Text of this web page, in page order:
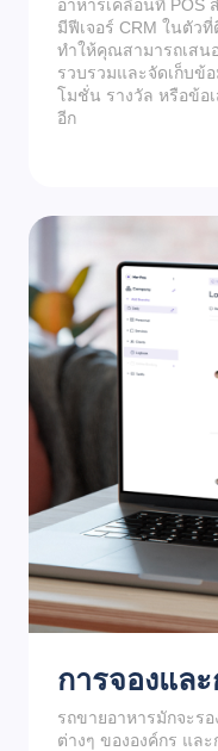
อาหารเคลื่อนที่ POS
มีฟีเจอร์ CRM ในตัว
ทำให้คุณสามารถเสน
รวบรวมและจัดเก็บข้
โมชั่น รางวัล หรือข้อ
อีก
การจองแล
รถขายอาหารมักจะร
ต่างๆ ขององค์กร และ